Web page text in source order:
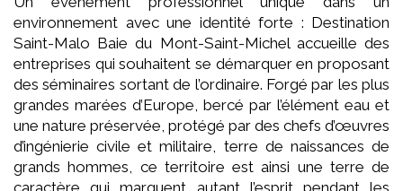
environnement avec une identité forte : Destination
Saint-Malo Baie du Mont-Saint-Michel accueille des
entreprises qui souhaitent se démarquer en proposant
des séminaires sortant de l’ordinaire. Forgé par les plus
grandes marées d’Europe, bercé par l’élément eau et
une nature préservée, protégé par des chefs d’œuvres
d’ingénierie civile et militaire, terre de naissances de
grands hommes, ce territoire est ainsi une terre de